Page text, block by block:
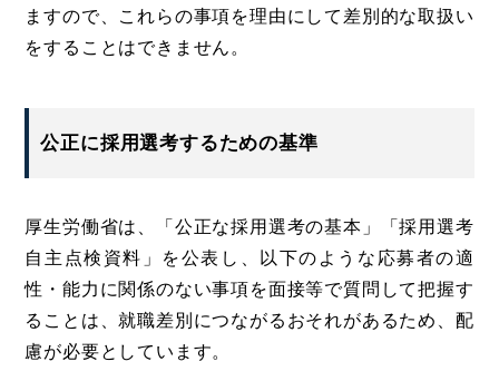
ますので、これらの事項を理由にして差別的な取扱い
をすることはできません。
公正に採用選考するための基準
厚生労働省は、「公正な採用選考の基本」「採用選考
自主点検資料」を公表し、以下のような応募者の適
性・能力に関係のない事項を面接等で質問して把握す
ることは、就職差別につながるおそれがあるため、配
慮が必要としています。